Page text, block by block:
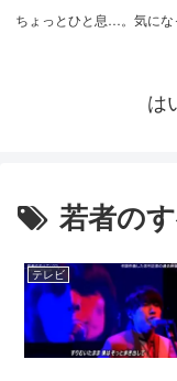
ちょっとひと息…。気にな
は
若者の
テレビ